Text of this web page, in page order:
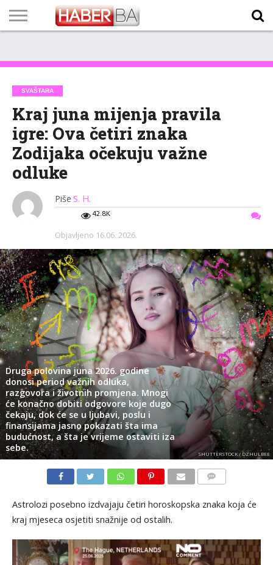
TECH
PROGRAM
PROGNOZA
PUTEVIMA
LISTA
NAMA
SVAŠTARA
Kraj juna mijenja pravila
igre: Ova četiri znaka
Zodijaka očekuju važne
odluke
Piše S. H.
42.8K
Objavljeno 16.06. 2026.
Druga polovina juna 2026. godine
donosi period važnih odluka,
razgovora i životnih promjena. Mnogi
će konačno dobiti odgovore koje dugo
čekaju, dok će se u ljubavi, poslu i
finansijama jasno pokazati šta ima
budućnost, a šta je vrijeme ostaviti iza
sebe.
SHUTTERSTOCK / DZHULBEE
Astrolozi posebno izdvajaju četiri horoskopska znaka koja će
kraj mjeseca osjetiti snažnije od ostalih.